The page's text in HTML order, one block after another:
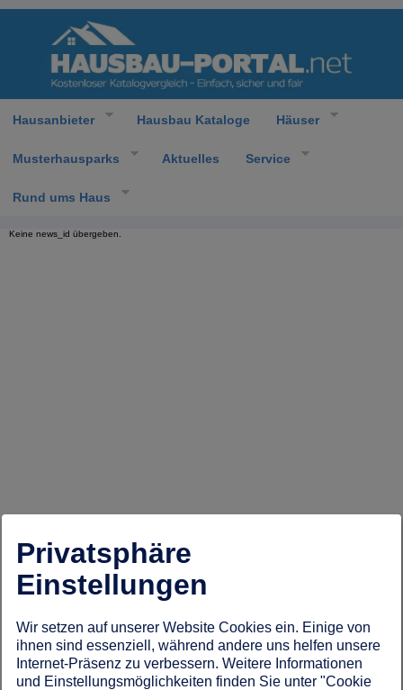
Hausanbieter Hausbau Kataloge Häuser
Musterhausparks Aktuelles Service
Rund ums Haus
Keine news_id übergeben.
Privatsphäre
Einstellungen
Wir setzen auf unserer Website Cookies ein. Einige von
ihnen sind essenziell, während andere uns helfen unsere
Internet-Präsenz zu verbessern. Weitere Informationen
und Einstellungsmöglichkeiten finden Sie unter "Cookie